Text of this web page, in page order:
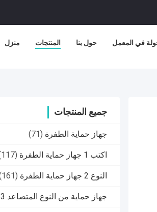
منزل المنتجات حول بنا في المعمل
جميع المنتجات
جهاز حماية الطفرة (71)
اكتب 1 جهاز حماية الطفرة (117)
النوع 2 جهاز حماية الطفرة (161)
جهاز حماية من النوع المتصاعد 3